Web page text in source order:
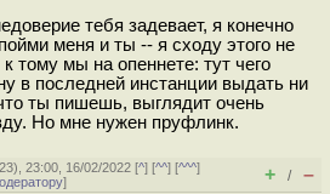
тебя задевает, я конечно
меня и ты -- я сходу этого не
тому мы на опеннете: тут чего
в последней инстанции выдать ни
ты пишешь, выглядит очень
Но мне нужен пруфлинк.
23), 23:00, 16/02/2022 [^] [^^] [^^^]
] + / –